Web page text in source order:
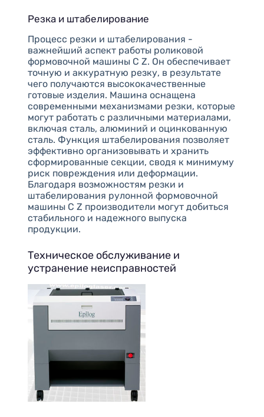
Резка и штабелирование
Процесс резки и штабелирования -
важнейший аспект работы роликовой
формовочной машины C Z. Он обеспечивает
точную и аккуратную резку, в результате
чего получаются высококачественные
готовые изделия. Машина оснащена
современными механизмами резки, которые
могут работать с различными материалами,
включая сталь, алюминий и оцинкованную
сталь. Функция штабелирования позволяет
эффективно организовывать и хранить
сформированные секции, сводя к минимуму
риск повреждения или деформации.
Благодаря возможностям резки и
штабелирования рулонной формовочной
машины C Z производители могут добиться
стабильного и надежного выпуска
продукции.
Техническое обслуживание и
устранение неисправностей